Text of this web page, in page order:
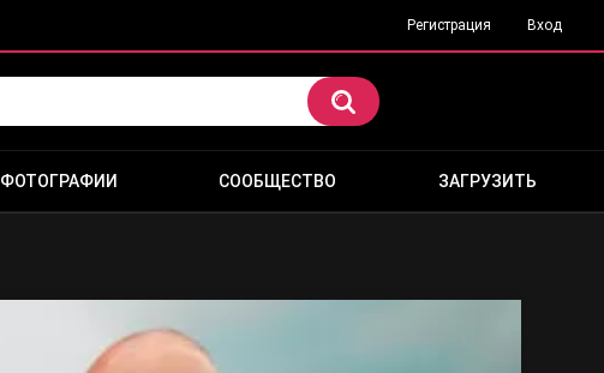
Регистрация Вход
ФОТОГРАФИИ СООБЩЕСТВО ЗАГРУЗИТЬ